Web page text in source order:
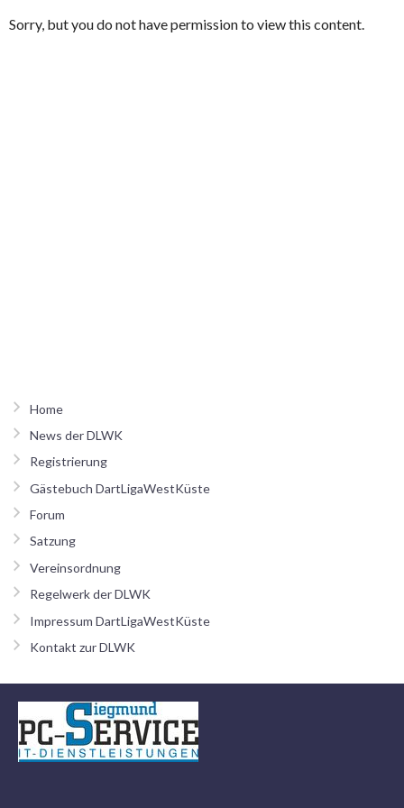
Sorry, but you do not have permission to view this content.
Home
News der DLWK
Registrierung
Gästebuch DartLigaWestKüste
Forum
Satzung
Vereinsordnung
Regelwerk der DLWK
Impressum DartLigaWestKüste
Kontakt zur DLWK